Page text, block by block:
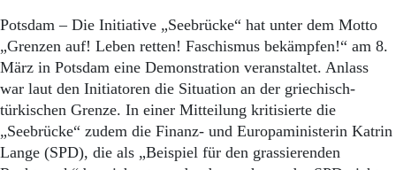
Leben
Geschichte
Ostpreußen
Pommern
Berlin-Brandenburg
Schlesien
Danzig und Westpreußen
Bücher
Potsdam – Die Initiative „Seebrücke“ hat unter dem Motto
„Grenzen auf! Leben retten! Faschismus bekämpfen!“ am 8.
März in Potsdam eine Demonstration veranstaltet. Anlass
war laut den Initiatoren die Situation an der griechisch-
türkischen Grenze. In einer Mitteilung kritisierte die
„Seebrücke“ zudem die Finanz- und Europaministerin Katrin
Lange (SPD), die als „Beispiel für den grassierenden